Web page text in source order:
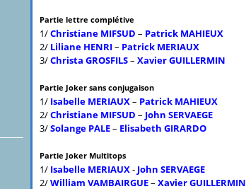
Partie lettre complétive
1/Christiane MIFSUD – Patrick MAHIEUX
2/ Liliane HENRI– Patrick MERIAUX
3/Christa GROSFILS– Xavier GUILLERMIN
Partie Joker sans conjugaison
1/ Isabelle MERIAUX– Patrick MAHIEUX
2/Christiane MIFSUD – John SERVAEGE
3/Solange PALE– Elisabeth GIRARDO
Partie Joker Multitops
1/ Isabelle MERIAUX- John SERVAEGE
2/William VAMBAIRGUE– Xavier GUILLERMIN